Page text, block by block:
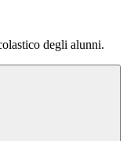
degli alunni.